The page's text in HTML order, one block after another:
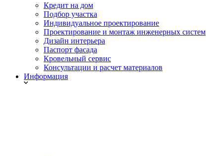
Кредит на дом
Подбор участка
Индивидуальное проектирование
Проектирование и монтаж инженерных систем
Дизайн интерьера
Паспорт фасада
Кровельный сервис
Консультации и расчет материалов
Информация